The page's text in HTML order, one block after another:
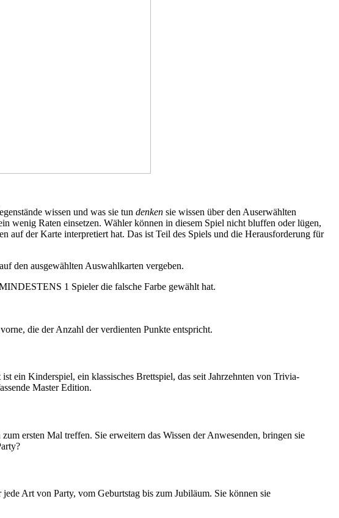
wissen und was sie tun denken sie wissen über den Auserwählten
wenig Raten einsetzen. Wähler können in diesem Spiel nicht bluffen oder lügen,
auf der Karte interpretiert hat. Das ist Teil des Spiels und die Herausforderung für
den ausgewählten Auswahlkarten vergeben.
1 Spieler die falsche Farbe gewählt hat.
die der Anzahl der verdienten Punkte entspricht.
ein Kinderspiel, ein klassisches Brettspiel, das seit Jahrzehnten von Trivia-
Master Edition.
ersten Mal treffen. Sie erweitern das Wissen der Anwesenden, bringen sie
Art von Party, vom Geburtstag bis zum Jubiläum. Sie können sie